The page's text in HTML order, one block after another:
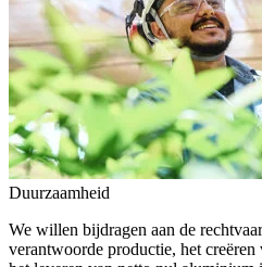
Duurzaamheid
We willen bijdragen aan de
verantwoorde productie, het